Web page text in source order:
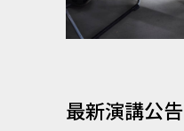
最新演講公告